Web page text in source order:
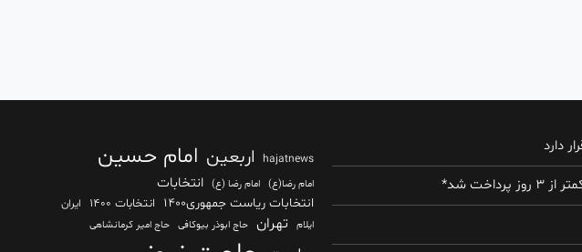
دارد
شد*
hajatnews اربعین امام حسین
امام رضا(ع) امام رضا (ع) انتخابات
انتخابات ریاست جمهوری۱۴۰۰ انتخابات ۱۴۰۰ ایران
ایلام تهران حاج ابوذر بیوکافی حاج امیر کرمانشاهی